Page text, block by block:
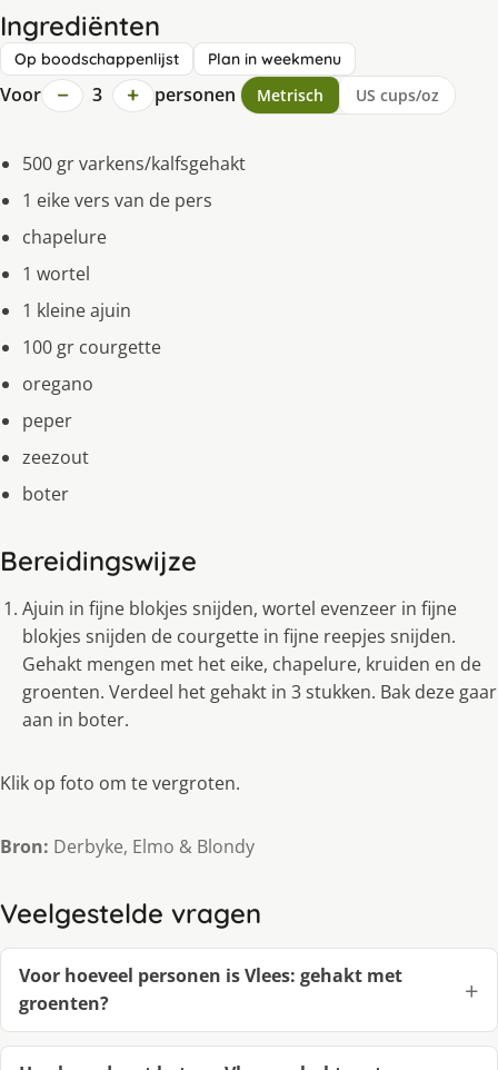
Ingrediënten
Op boodschappenlijst Plan in weekmenu
Voor − 3 + personen Metrisch US cups/oz
500 gr varkens/kalfsgehakt
1 eike vers van de pers
chapelure
1 wortel
1 kleine ajuin
100 gr courgette
oregano
peper
zeezout
boter
Bereidingswijze
Ajuin in fijne blokjes snijden, wortel evenzeer in fijne
blokjes snijden de courgette in fijne reepjes snijden.
Gehakt mengen met het eike, chapelure, kruiden en de
groenten. Verdeel het gehakt in 3 stukken. Bak deze gaar
aan in boter.
Klik op foto om te vergroten.
Bron: Derbyke, Elmo & Blondy
Veelgestelde vragen
Voor hoeveel personen is Vlees: gehakt met
groenten?